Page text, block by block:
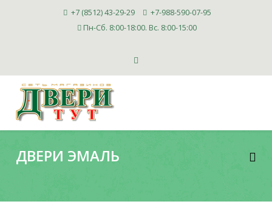
+7 (8512) 43-29-29
+7-988-590-07-95
Пн-Сб. 8:00-18:00. Вс. 8:00-15:00
ДВЕРИ ЭМАЛЬ